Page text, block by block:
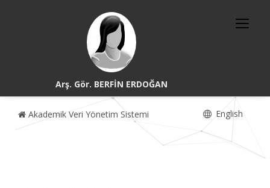
Arş. Gör. BERFİN ERDOĞAN
Akademik Veri Yönetim Sistemi English